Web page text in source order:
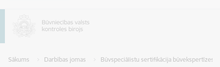
Sākums Darbības jomas Būvspeciālistu sertifikācija būvekspertīzes